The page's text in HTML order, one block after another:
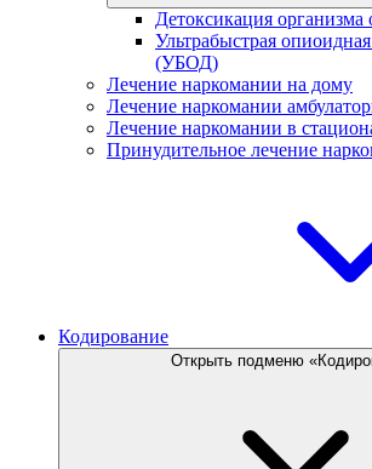
Детоксикация организма
Ультрабыстрая
(УБОД)
Лечение наркомании на дому
Лечение наркомании
Лечение наркомании в
Принудительное лечение
Кодирование
Открыть подменю